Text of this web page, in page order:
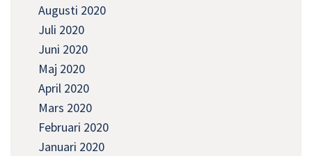
Augusti 2020
Juli 2020
Juni 2020
Maj 2020
April 2020
Mars 2020
Februari 2020
Januari 2020